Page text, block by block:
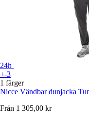
24h
+-3
1 färger
Nicce Vändbar dunjacka
Från 1 305,00 kr